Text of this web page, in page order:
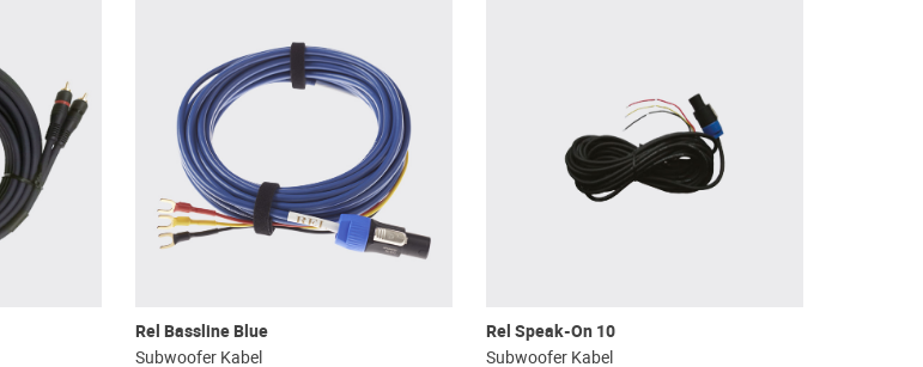
Rel Bassline Blue
Subwoofer Kabel
Rel Speak-On 10
Subwoofer Kabel